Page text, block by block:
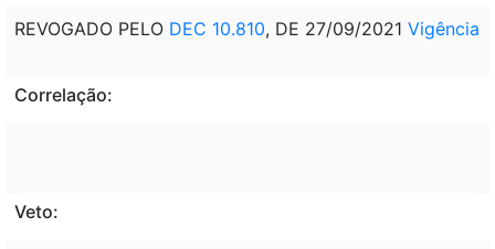
REVOGADO PELO DEC 10.810, DE 27/09/2021 Vigência
Correlação:
Veto: